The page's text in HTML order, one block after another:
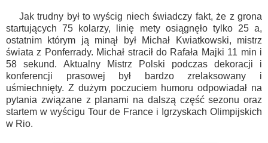
Jak trudny był to wyścig niech świadczy fakt, że z grona
startujących 75 kolarzy, linię mety osiągnęło tylko 25 a,
ostatnim którym ją minął był Michał Kwiatkowski, mistrz
świata z Ponferrady. Michał stracił do Rafała Majki 11 min i
58 sekund. Aktualny Mistrz Polski podczas dekoracji i
konferencji prasowej był bardzo zrelaksowany i
uśmiechnięty. Z dużym poczuciem humoru odpowiadał na
pytania związane z planami na dalszą część sezonu oraz
startem w wyścigu Tour de France i Igrzyskach Olimpijskich
w Rio.